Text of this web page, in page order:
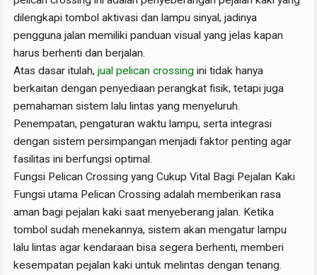
dilengkapi tombol aktivasi dan lampu sinyal, jadinya
pengguna jalan memiliki panduan visual yang jelas kapan
harus berhenti dan berjalan.
Atas dasar itulah,jual pelican crossing ini tidak hanya
berkaitan dengan penyediaan perangkat fisik, tetapi juga
pemahaman sistem lalu lintas yang menyeluruh.
Penempatan, pengaturan waktu lampu, serta integrasi
dengan sistem persimpangan menjadi faktor penting agar
fasilitas ini berfungsi optimal.
Fungsi Pelican Crossing yang Cukup Vital Bagi Pejalan Kaki
Fungsi utama Pelican Crossing adalah memberikan rasa
aman bagi pejalan kaki saat menyeberang jalan. Ketika
tombol sudah menekannya, sistem akan mengatur lampu
lalu lintas agar kendaraan bisa segera berhenti, memberi
kesempatan pejalan kaki untuk melintas dengan tenang.